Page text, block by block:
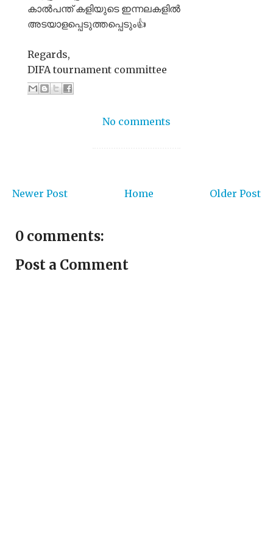
കാൽപന്ത് കളിയുടെ ഇന്നലകളിൽ
അടയാളപ്പെടുത്തപ്പെടും👍
Regards,
DIFA tournament committee
No comments
Newer Post Older Post
Home
0 comments:
Post a Comment